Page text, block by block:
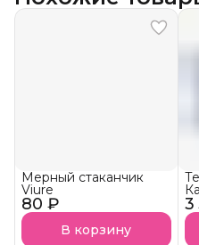
80 ₽
Мерный стаканчик
Viure
В корзину
3